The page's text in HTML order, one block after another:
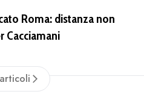
Roma: distanza non
Cacciamani